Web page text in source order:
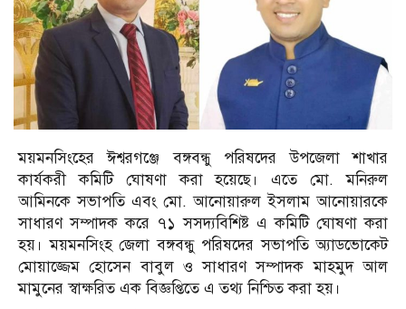
ময়মনসিংহের ঈশ্বরগঞ্জে বঙ্গবন্ধু পরিষদের উপজেলা শাখার
কার্যকরী কমিটি ঘোষণা করা হয়েছে। এতে মো. মনিরুল
আমিনকে সভাপতি এবং মো. আনোয়ারুল ইসলাম আনোয়ারকে
সাধারণ সম্পাদক করে ৭১ সসদ্যবিশিষ্ট এ কমিটি ঘোষণা করা
হয়। ময়মনসিংহ জেলা বঙ্গবন্ধু পরিষদের সভাপতি অ্যাডভোকেট
মোয়াজ্জেম হোসেন বাবুল ও সাধারণ সম্পাদক মাহমুদ আল
মামুনের স্বাক্ষরিত এক বিজ্ঞপ্তিতে এ তথ্য নিশ্চিত করা হয়।